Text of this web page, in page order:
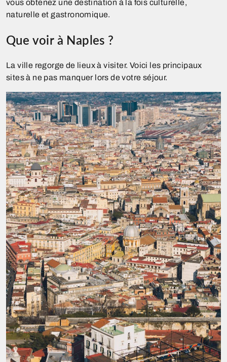
vous obtenez une destination à la fois culturelle,
naturelle et gastronomique.
Que voir à Naples ?
La ville regorge de lieux à visiter. Voici les principaux
sites à ne pas manquer lors de votre séjour.